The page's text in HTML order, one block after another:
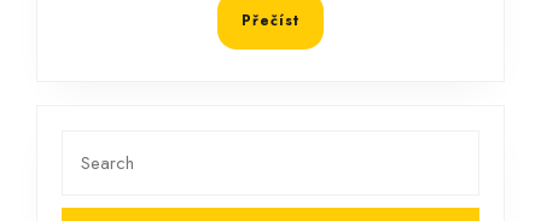
Přečíst Přečíst
for: